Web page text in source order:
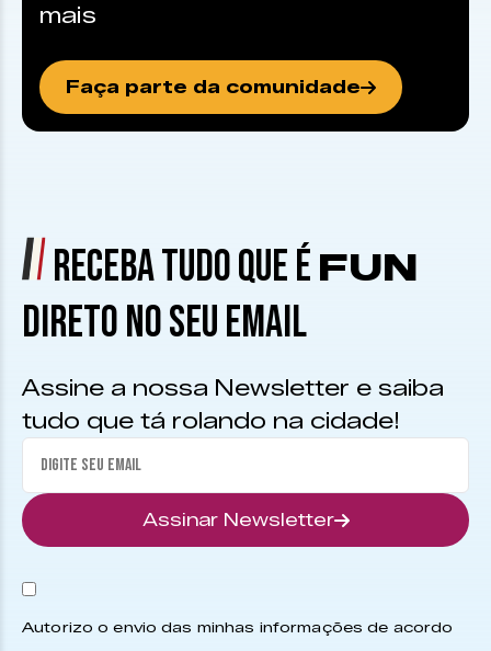
mais
Faça parte da comunidade
RECEBA TUDO QUE É FUN
DIRETO NO SEU EMAIL
Assine a nossa Newsletter e saiba
tudo que tá rolando na cidade!
Assinar Newsletter
Autorizo o envio das minhas informações de acordo